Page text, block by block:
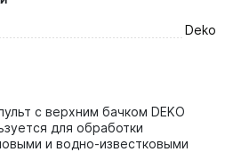
Deko
с верхним бачком DEKO
для обработки
и водно-известковыми